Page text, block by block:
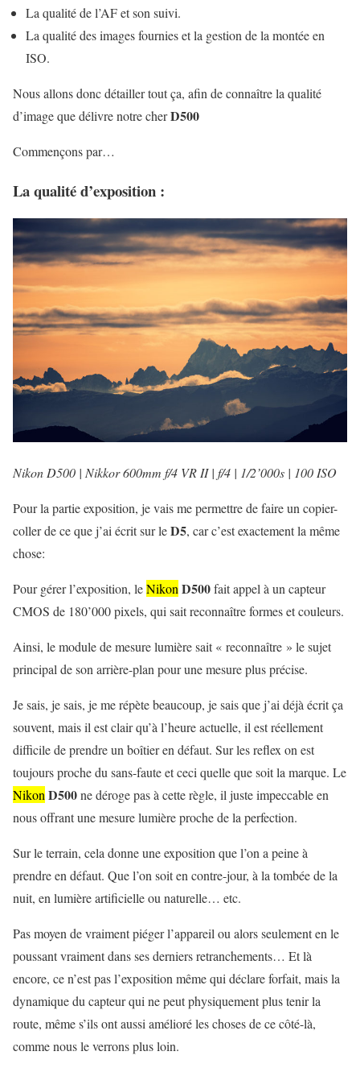
La qualité de l’AF et son suivi.
La qualité des images fournies et la gestion de la montée en
ISO.
Nous allons donc détailler tout ça, afin de connaître la qualité
d’image que délivre notre cherD500
Commençons par…
La qualité d’exposition :
Nikon D500 | Nikkor 600mm f/4 VR II | f/4 | 1/2’000s | 100 ISO
Pour la partie exposition, je vais me permettre de faire un copier-
coller de ce que j’ai écrit sur leD5, car c’est exactement la même
chose:
Pour gérer l’exposition, leNikon D500fait appel à un capteur
CMOS de 180’000 pixels, qui sait reconnaître formes et couleurs.
Ainsi, le module de mesure lumière sait « reconnaître » le sujet
principal de son arrière-plan pour une mesure plus précise.
Je sais, je sais, je me répète beaucoup, je sais que j’ai déjà écrit ça
souvent, mais il est clair qu’à l’heure actuelle, il est réellement
difficile de prendre un boîtier en défaut. Sur les reflex on est
toujours proche du sans-faute et ceci quelle que soit la marque. Le
Nikon D500ne déroge pas à cette règle, il juste impeccable en
nous offrant une mesure lumière proche de la perfection.
Sur le terrain, cela donne une exposition que l’on a peine à
prendre en défaut. Que l’on soit en contre-jour, à la tombée de la
nuit, en lumière artificielle ou naturelle… etc.
Pas moyen de vraiment piéger l’appareil ou alors seulement en le
poussant vraiment dans ses derniers retranchements… Et là
encore, ce n’est pas l’exposition même qui déclare forfait, mais la
dynamique du capteur qui ne peut physiquement plus tenir la
route, même s’ils ont aussi amélioré les choses de ce côté-là,
comme nous le verrons plus loin.